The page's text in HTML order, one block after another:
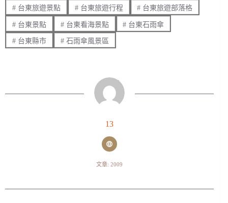
#台東旅遊景點 #台東旅遊行程 # 台東旅遊部落格
#台東景點 #台東看海景點 # 台東石雨傘
#台東縣市 #石雨傘風景區
13
文章: 2009